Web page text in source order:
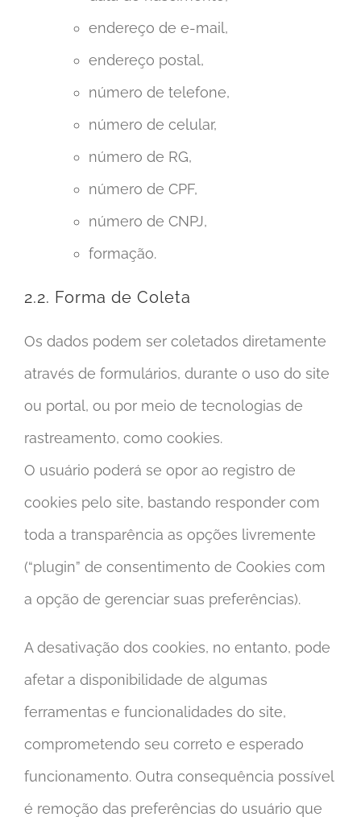
endereço de e-mail,
endereço postal,
número de telefone,
número de celular,
número de RG,
número de CPF,
número de CNPJ,
formação.
2.2. Forma de Coleta
Os dados podem ser coletados diretamente
através de formulários, durante o uso do site
ou portal, ou por meio de tecnologias de
rastreamento, como cookies.
O usuário poderá se opor ao registro de
cookies pelo site, bastando responder com
toda a transparência as opções livremente
(“plugin” de consentimento de Cookies com
a opção de gerenciar suas preferências).
A desativação dos cookies, no entanto, pode
afetar a disponibilidade de algumas
ferramentas e funcionalidades do site,
comprometendo seu correto e esperado
funcionamento. Outra consequência possível
é remoção das preferências do usuário que